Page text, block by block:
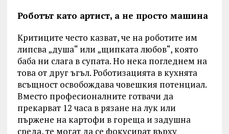
Роботът като артист, а не просто машина
Критиците често казват, че на роботите им
липсва „душа“ или „щипката любов“, която
баба ни слага в супата. Но нека погледнем на
това от друг ъгъл. Роботизацията в кухнята
всъщност освобождава човешкия потенциал.
Вместо професионалните готвачи да
прекарват 12 часа в рязане на лук или
пържене на картофи в гореща и задушна
среда, те могат да се фокусират върху